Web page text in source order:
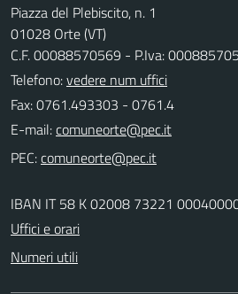
Piazza del Plebiscito, n. 1
01028 Orte (VT)
C.F. 00088570569 - P.Iva:
Telefono:vedere num uffici
Fax: 0761.493303 - 0761.4
E-mail:
PEC:
IBAN IT 58 K 02008 73221
Uffici e orari
Numeri utili